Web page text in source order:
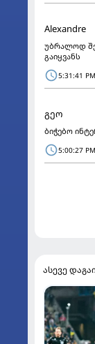
Alexandre
უბრალოდ
გაიყვანს
5:31:41
გეო
ბიჭებო
5:00:27
ასევე